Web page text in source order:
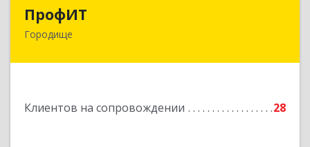
ПрофИТ
Городище
Клиентов на сопровождении 28
442310, Пензенская обл, Городищенский р-н,